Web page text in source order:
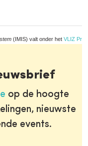
(IMIS) valt onder het VLIZ
op de hoogte
nieuwste
events.